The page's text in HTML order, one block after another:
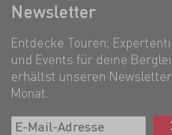
Newsletter
Entdecke Touren,
und Events für deine
erhältst unseren
Monat.